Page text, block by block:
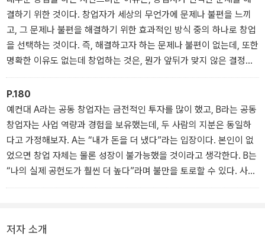
결하기 위한 것이다. 창업자가 세상의 무언가에 문제나 불편을 느끼
고, 그 문제나 불편을 해결하기 위한 효과적인 방식 중의 하나로 창업
을 선택하는 것이다. 즉, 해결하고자 하는 문제나 불편이 없는데, 또한
명확한 이유도 없는데 창업하는 것은, 뭔가 앞뒤가 맞지 않은 결정인
듯하다. - <창업> 중에서
P.180
예컨대 A라는 공동 창업자는 금전적인 투자를 많이 했고, B라는 공동
창업자는 사업 역량과 경험을 보유했는데, 두 사람의 지분은 동일하
다고 가정해보자. A는 “내가 돈을 더 냈다”라는 입장이다. 본인이 없
었으면 창업 자체는 물론 성장이 불가능했을 것이라고 생각한다. B는
“나의 실제 공헌도가 훨씬 더 높다”라며 불만을 토로할 수 있다. 사람
들은 자신이 공헌한 만큼 인정받기를 원하며, 본인이 생각하는 공헌
저자 소개